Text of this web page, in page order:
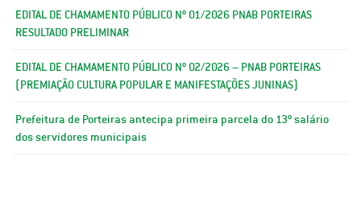
EDITAL DE CHAMAMENTO PÚBLICO Nº 01/2026 PNAB PORTEIRAS
RESULTADO PRELIMINAR
EDITAL DE CHAMAMENTO PÚBLICO Nº 02/2026 – PNAB PORTEIRAS
(PREMIAÇÃO CULTURA POPULAR E MANIFESTAÇÕES JUNINAS)
Prefeitura de Porteiras antecipa primeira parcela do 13º salário
dos servidores municipais